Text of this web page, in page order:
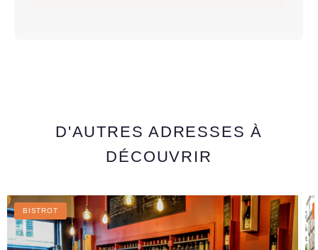
D'AUTRES ADRESSES À
DÉCOUVRIR
BISTROT